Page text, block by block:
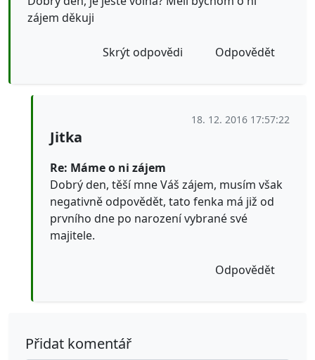
zájem děkuji
Skrýt odpovědi Odpovědět
18. 12. 2016 17:57:22
Jitka
Re: Máme o ni zájem
Dobrý den, těší mne Váš zájem, musím však
negativně odpovědět, tato fenka má již od
prvního dne po narození vybrané své
majitele.
Odpovědět
Přidat komentář